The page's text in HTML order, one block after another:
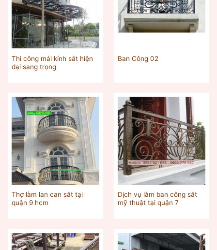
Thi công mái kính sắt hiện
đại sang trọng
Ban Công 02
Thợ làm lan can sắt tại
quận 9 hcm
Dịch vụ làm ban công sắt
mỹ thuật tại quận 7